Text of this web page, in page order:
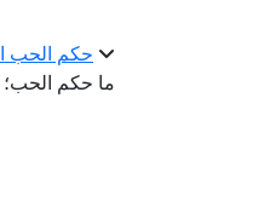
حكم الحب
ما حكم